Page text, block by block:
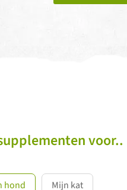
voor..
hond Mijn kat